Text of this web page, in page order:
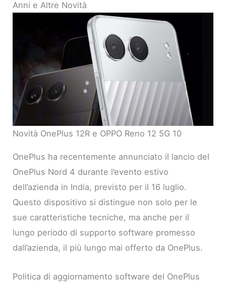
Anni e Altre Novità
Novità OnePlus 12R e OPPO Reno 12 5G 10
OnePlus ha recentemente annunciato il lancio del
OnePlus Nord 4 durante l’evento estivo
dell’azienda in India, previsto per il 16 luglio.
Questo dispositivo si distingue non solo per le
sue caratteristiche tecniche, ma anche per il
lungo periodo di supporto software promesso
dall’azienda, il più lungo mai offerto da OnePlus.
Politica di aggiornamento software del OnePlus